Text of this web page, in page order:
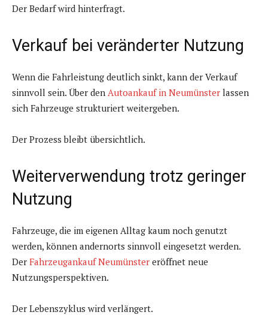
Der Bedarf wird hinterfragt.
Verkauf bei veränderter Nutzung
Wenn die Fahrleistung deutlich sinkt, kann der Verkauf
sinnvoll sein. Über den Autoankauf in Neumünster lassen
sich Fahrzeuge strukturiert weitergeben.
Der Prozess bleibt übersichtlich.
Weiterverwendung trotz geringer
Nutzung
Fahrzeuge, die im eigenen Alltag kaum noch genutzt
werden, können andernorts sinnvoll eingesetzt werden.
Der Fahrzeugankauf Neumünster eröffnet neue
Nutzungsperspektiven.
Der Lebenszyklus wird verlängert.